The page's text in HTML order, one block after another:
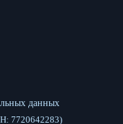
данных
7720642283)